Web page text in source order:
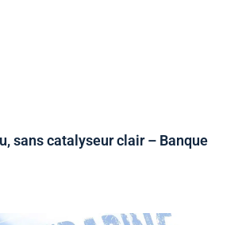
sans catalyseur clair – Banque